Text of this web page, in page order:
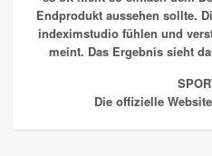
Endprodukt aussehen sollte.
indeximstudio fühlen und
meint. Das Ergebnis sieht
Die offizielle